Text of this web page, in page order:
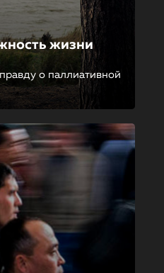
жизни
о паллиативной